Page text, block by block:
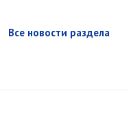
Все новости раздела